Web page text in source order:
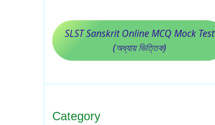
SLST Sanskrit Online MCQ Mock Test
(অধ্যায় ভিত্তিক)
Category